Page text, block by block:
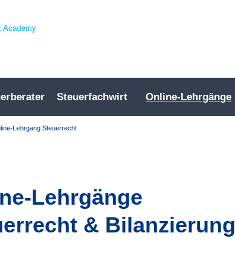
Steuerfachwirt Online-Lehrgänge
Lehrgang Steuerrecht
Lehrgänge
& Bilanzierung